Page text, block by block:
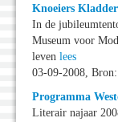
Knoeiers
In de
Museum voor
leven lees
03-09-2008,
Programma
Literair najaar